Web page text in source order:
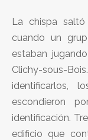
La chispa
cuando un
estaban
Clichy-sous-
identificarlos,
escondieron
identificación.
edificio que